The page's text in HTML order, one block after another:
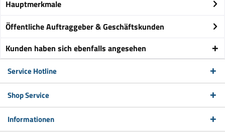
Hauptmerkmale
Öffentliche Auftraggeber & Geschäftskunden
Kunden haben sich ebenfalls angesehen
Service Hotline
Shop Service
Informationen